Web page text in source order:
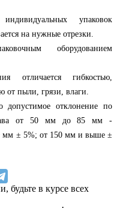
упаковок
на нужные отрезки.
оборудованием
отличается гибкостью,
от пыли, грязи, влаги.
допустимое отклонение по
от 50 мм до 85 мм -
мм ± 5%; от 150 мм и выше ±
будьте в курсе всех